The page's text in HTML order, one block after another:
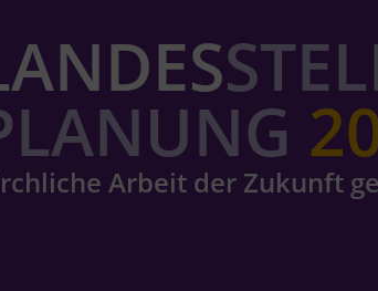
Arbeit der Zukunft